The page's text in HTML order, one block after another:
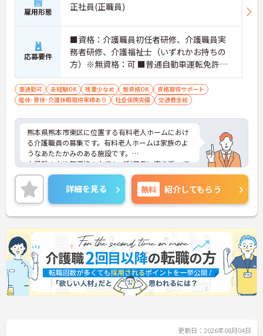
雇用形態 正社員(正職員)
応募要件
■資格：介護職員初任者研修、介護職員実
務者研修、介護福祉士（いずれかお持ちの
方）※無資格：可 ■普通自動車運転免許（A
T限定可）あれば尚可 ■経験：未経験可能
車通勤可 未経験OK 残業少なめ 無資格OK
資格取得サポート
産休･育休･介護休暇取得実績あり
社会保険完備 交通費支給
熊本県熊本市東区に位置する有料老人ホームにおけ
る介護職員の募集です。有料老人ホームは家族のよ
うなあたたかみのある施設です。
未経験の方や無資格の方でもご利用者に寄り添って
介護サービスの提供を行っていただける方を募集し
ています。残業が月平均10時間程度なのでワークラ
イフバランスを保ちながらご勤務いただけます。
ご興味のある方には、面接対策ポイントなど、さら
に詳細をお話しいたしますのでお気軽にご相談くだ
さい！
詳細を見る 無料 紹介してもらう
更新日：2026年08月04日